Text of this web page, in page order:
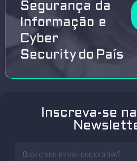
Segurança da
Informação e
Cyber
Security do País
Inscreva-se